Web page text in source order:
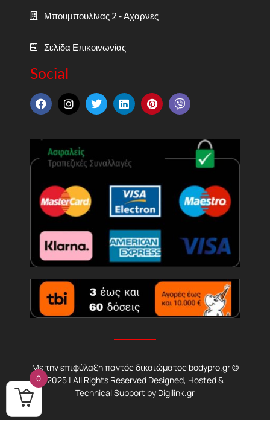
Μπουμπουλίνας 2 - Αχαρνές
Σελίδα Επικοινωνίας
Social
Με την επιφύλαξη παντός δικαιώματος bodypro.gr ©
2025 | All Rights Reserved Designed, Hosted &
Technical Support by Digilink.gr
0